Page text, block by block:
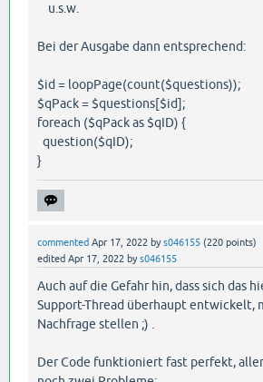
u.s.w.
Bei der Ausgabe dann entsprechend:
$id = loopPage(count($questions));
$qPack = $questions[$id];
foreach ($qPack as $qID) {
question($qID);
}
commented Apr 17, 2022 bys046155 (220 points)
edited Apr 17, 2022 bys046155
Auch auf die Gefahr hin, dass sich das
Support-Thread überhaupt entwickelt,
Nachfrage stellen ;) .
Der Code funktioniert fast perfekt,